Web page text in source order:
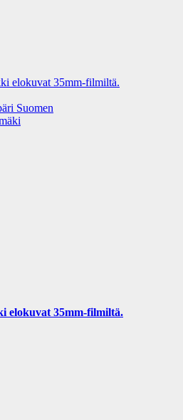
elokuvat 35mm-filmiltä.
Suomen
elokuvat 35mm-filmiltä.